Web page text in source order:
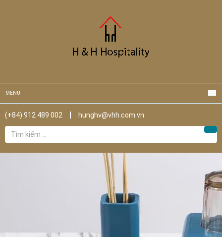
MENU
(+84) 912 489 002
hunghv@vhh.com.vn
Tìm
kiếm
cho: